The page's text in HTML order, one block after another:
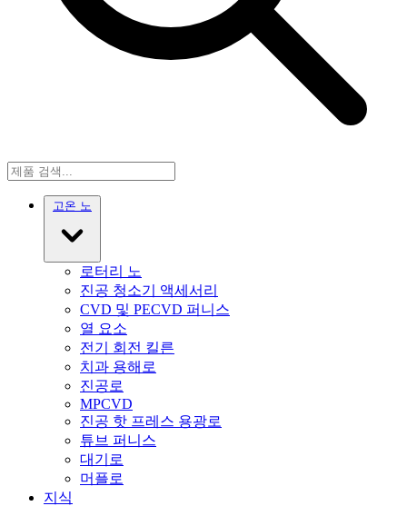
고온 노
로터리 노
진공 청소기 액세서리
CVD 및 PECVD 퍼니스
열 요소
전기 회전 킬른
치과 용해로
진공로
MPCVD
진공 핫 프레스 용광로
튜브 퍼니스
대기로
머플로
지식